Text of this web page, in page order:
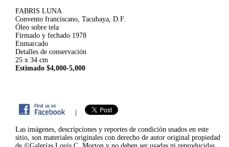
FABRIS LUNA
Convento franciscano, Tacubaya, D.F.
Óleo sobre tela
Firmado y fechado 1978
Enmarcado
Detalles de conservación
25 x 34 cm
Estimado $4,000-5,000
|
Las imágenes, descripciones y reportes de condición usados en este
sitio, son materiales originales con derecho de autor original propiedad